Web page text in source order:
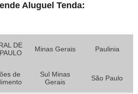
Aluguel Tenda:
DE
Minas Gerais Paulinia
de
Sul Minas
Gerais
São Paulo